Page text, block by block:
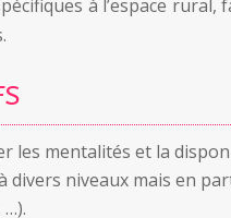
à l’espace
les mentalités et la
divers niveaux mais en